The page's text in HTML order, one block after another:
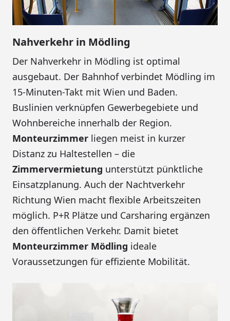
Nahverkehr in Mödling
Der Nahverkehr in Mödling ist optimal
ausgebaut. Der Bahnhof verbindet Mödling im
15-Minuten-Takt mit Wien und Baden.
Buslinien verknüpfen Gewerbegebiete und
Wohnbereiche innerhalb der Region.
Monteurzimmer liegen meist in kurzer
Distanz zu Haltestellen – die
Zimmervermietung unterstützt pünktliche
Einsatzplanung. Auch der Nachtverkehr
Richtung Wien macht flexible Arbeitszeiten
möglich. P+R Plätze und Carsharing ergänzen
den öffentlichen Verkehr. Damit bietet
Monteurzimmer Mödling ideale
Voraussetzungen für effiziente Mobilität.